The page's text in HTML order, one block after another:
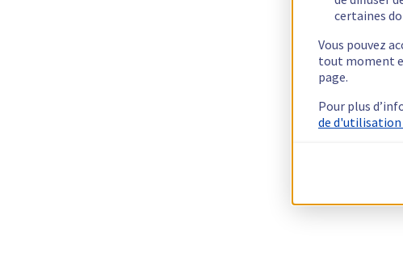
certaines
Vous pouvez
tout moment
page.
Pour plus
de d'utilisation